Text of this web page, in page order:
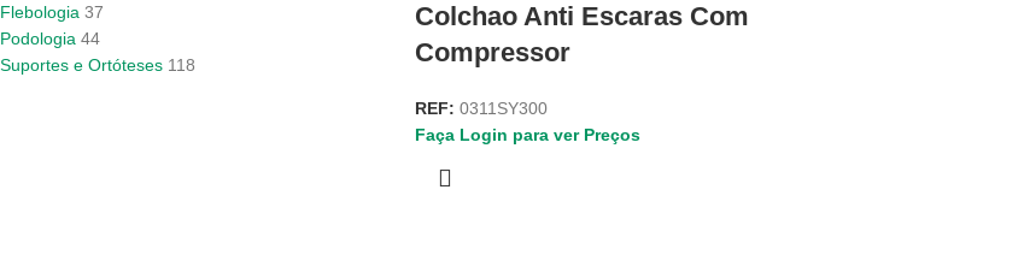
Flebologia 37
Podologia 44
Suportes e Ortóteses 118
Colchao Anti Escaras Com
Compressor
REF: 0311SY300
Faça Login para ver Preços